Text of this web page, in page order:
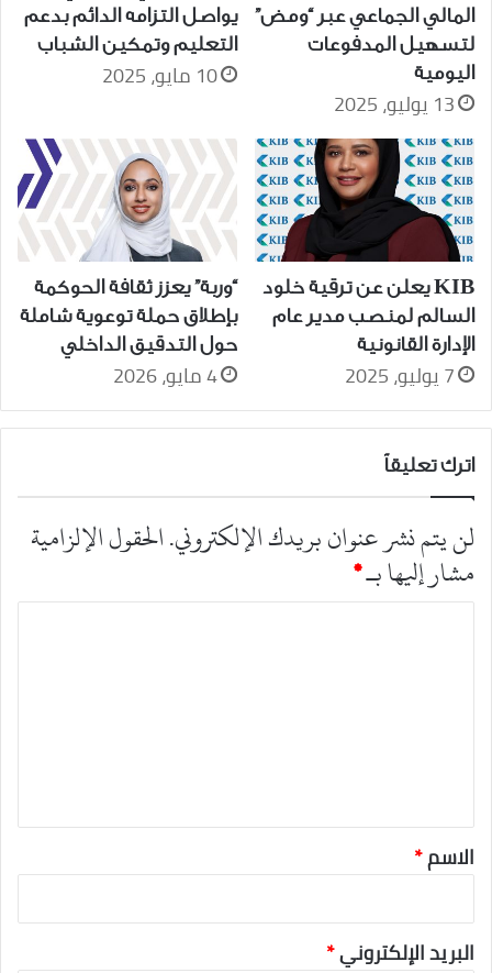
المالي الجماعي عبر “ومض”
لتسهيل المدفوعات
اليومية
13 يوليو، 2025
يواصل التزامه الدائم بدعم
التعليم وتمكين الشباب
10 مايو، 2025
KIB يعلن عن ترقية خلود
السالم لمنصب مدير عام
الإدارة القانونية
7 يوليو، 2025
“وربة” يعزز ثقافة الحوكمة
بإطلاق حملة توعوية شاملة
حول التدقيق الداخلي
4 مايو، 2026
اترك تعليقاً
لن يتم نشر عنوان بريدك الإلكتروني.الحقول الإلزامية
مشار إليها بـ*
ا
الاسم*
البريد الإلكتروني*